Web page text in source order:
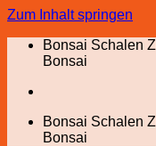
Zum Inhalt springen
Bonsai Schalen
Bonsai
Bonsai Schalen
Bonsai